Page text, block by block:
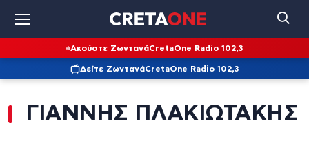
Ακούστε ΖωντανάCretaOne Radio 102,3
Δείτε ΖωντανάCretaOne Radio 102,3
ΓΙΑΝΝΗΣ ΠΛΑΚΙΩΤΑΚΗΣ